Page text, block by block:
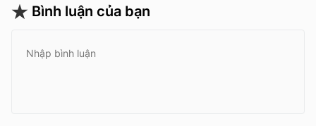
Bình luận của bạn